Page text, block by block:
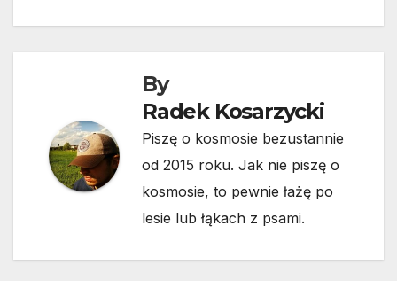
By
Radek Kosarzycki
Piszę o kosmosie bezustannie
od 2015 roku. Jak nie piszę o
kosmosie, to pewnie łażę po
lesie lub łąkach z psami.